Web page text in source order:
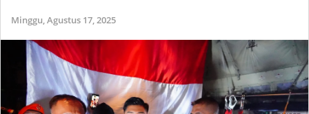
Minggu,Agustus 17, 2025